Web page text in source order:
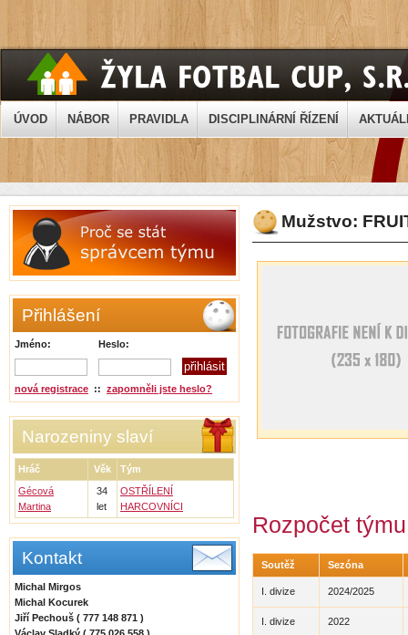
ÚVOD NÁBOR PRAVIDLA DISCIPLINÁRNÍ ŘÍZENÍ
Přihlášení
Jméno: Heslo:
nová registrace :: zapomněli jste heslo?
Narozeniny slaví
Hráč Věk
Tým
Gécová
Martina
34
let
OSTŘÍLENÍ
HARCOVNÍCI
Kontakt
Michal Mirgos
Michal Kocurek
Jiří Pechouš ( 777 148 871 )
Mužstvo:
Rozpočet
Soutěž Sezóna
I. divize 2024/2025
I. divize 2022